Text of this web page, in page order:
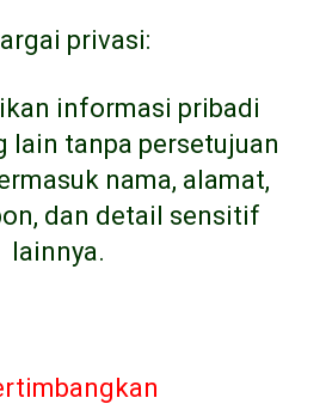
privasi:
informasi pribadi
lain tanpa persetujuan
nama, alamat,
dan detail sensitif
lainnya.